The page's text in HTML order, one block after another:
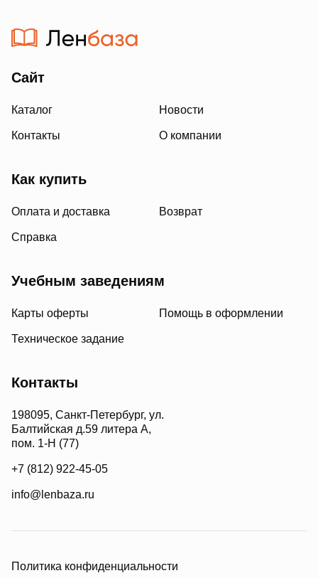
Сайт
Каталог Новости
Контакты О компании
Как купить
Оплата и доставка Возврат
Справка
Учебным заведениям
Карты оферты Помощь в оформлении
Техническое задание
Контакты
198095, Санкт-Петербург, ул.
Балтийская д.59 литера А,
пом. 1-Н (77)
+7 (812) 922-45-05
info@lenbaza.ru
Политика конфиденциальности